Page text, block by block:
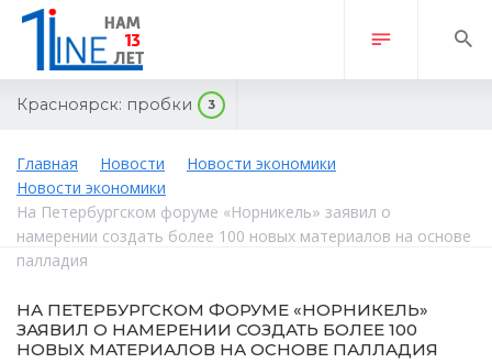
Красноярск: пробки 3
Главная Новости
Новости экономики
Новости экономики
На Петербургском форуме «Норникель» заявил о
намерении создать более 100 новых материалов на основе
палладия
НА ПЕТЕРБУРГСКОМ ФОРУМЕ «НОРНИКЕЛЬ»
ЗАЯВИЛ О НАМЕРЕНИИ СОЗДАТЬ БОЛЕЕ 100
НОВЫХ МАТЕРИАЛОВ НА ОСНОВЕ ПАЛЛАДИЯ